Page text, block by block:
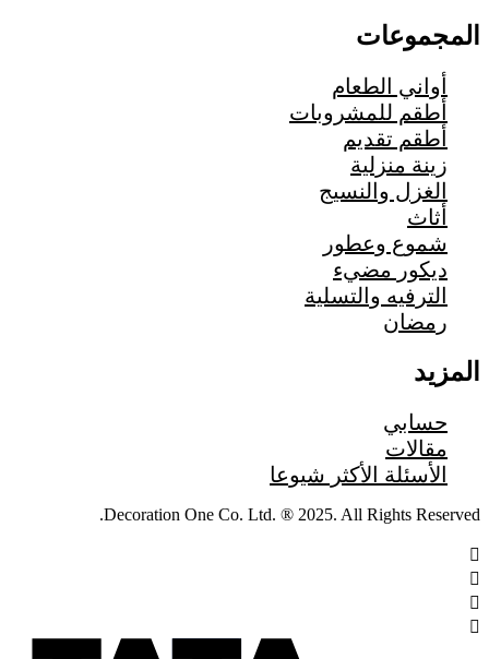
المجموعات
أواني الطعام
أطقم للمشروبات
أطقم تقديم
زينة منزلية
الغزل والنسيج
أثاث
شموع وعطور
ديكور مضيء
الترفيه والتسلية
رمضان
المزيد
حسابي
مقالات
الأسئلة الأكثر شيوعا
Decoration One Co. Ltd. ® 2025. All Rights Reserved.